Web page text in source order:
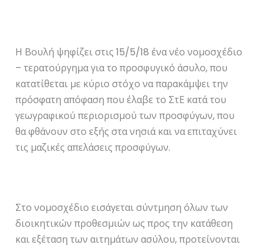
Η Βουλή ψηφίζει στις 15/5/18 ένα νέο νομοσχέδιο
– τερατούργημα για το προσφυγικό άσυλο, που
κατατίθεται με κύριο στόχο να παρακάμψει την
πρόσφατη απόφαση που έλαβε το ΣτΕ κατά του
γεωγραφικού περιορισμού των προσφύγων, που
θα φθάνουν στο εξής στα νησιά και να επιταχύνει
τις μαζικές απελάσεις προσφύγων.
Στο νομοσχέδιο εισάγεται σύντμηση όλων των
διοικητικών προθεσμιών ως προς την κατάθεση
και εξέταση των αιτημάτων ασύλου, προτείνονται